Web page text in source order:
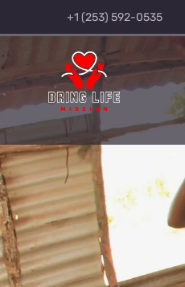
+1 (253) 592-0535